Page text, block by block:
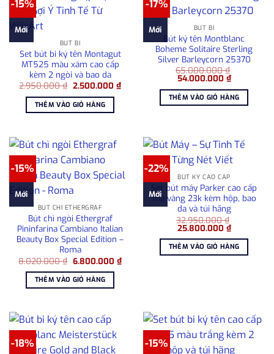
-15%
Mới
BÚT BI
Set bút bi ký tên Montagut
MT525 màu xám cao cấp
kèm 2 ngòi và bao da
2.950.000₫ Giá
là:
2.950.000 ₫.
2.500.000 ₫Giá
hiện
THÊM VÀO GIỎ HÀNG
-17%
Mới BÚT BI
Bút ký tên Montblanc
Boheme Solitaire Sterling
Silver Barleycorn 25370
65.000.000₫
Giá
là:
65.000.000 ₫.
54.000.000 ₫Giá
hiện
tại
là:
THÊM VÀO GIỎ HÀNG
-15%
Mới
BÚT CHÌ ETHERGRAF
Bút chì ngòi Ethergraf
Pininfarina Cambiano Italian
Beauty Box Special Edition –
Roma
8.020.000₫ Giá
là:
8.020.000 ₫.
6.800.000 ₫Giá
hiện
THÊM VÀO GIỎ HÀNG
-22%
Mới
BÚT KÝ CAO CẤP
Set bút máy Parker cao cấp
mạ vàng 23k kèm hộp, bao
da và túi hãng
32.950.000₫
Giá
là:
32.950.000 ₫.
25.800.000 ₫Giá
hiện
tại
là:
THÊM VÀO GIỎ HÀNG
-18% -15%